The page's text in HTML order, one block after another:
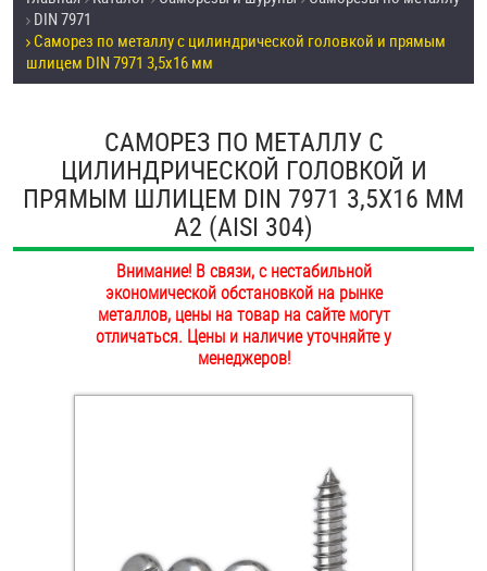
СКИДКИ
ПОКУПАТЕЛЯМ
ОПЛАТА И ДОСТАВКА
НАШИ МАГАЗИНЫ
Анкеры
Антивандальный крепёж, инструмент
Болты и винты
Втулки
Гайки
Дюбели
Дюймовый крепёж
Крюки, кольца с метрической резьбой
DIN 7971
Саморез по металлу с цилиндрической головкой и прямым
шлицем DIN 7971 3,5х16 мм
САМОРЕЗ ПО МЕТАЛЛУ С
ЦИЛИНДРИЧЕСКОЙ ГОЛОВКОЙ И
ПРЯМЫМ ШЛИЦЕМ DIN 7971 3,5Х16 ММ
А2 (AISI 304)
Внимание! В связи, с нестабильной
экономической обстановкой на рынке
металлов, цены на товар на сайте могут
отличаться. Цены и наличие уточняйте у
менеджеров!